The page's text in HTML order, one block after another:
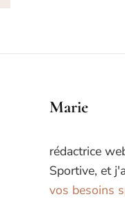
Marie
rédactrice
Sportive, et
vos besoins